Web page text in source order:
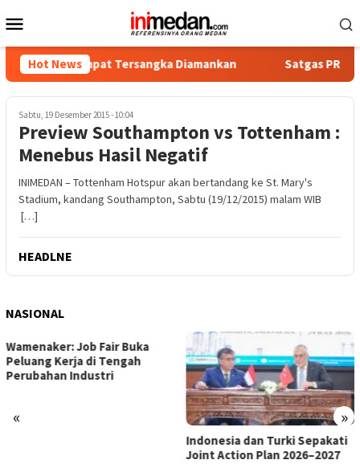
ke
Mobile
Hot News
Empat Tersangka Diamankan Satgas PRR Pacu
Sabtu, 19 Desember 2015 - 10:04
Preview Southampton vs Tottenham :
Menebus Hasil Negatif
INIMEDAN – Tottenham Hotspur akan bertandang ke St. Mary's
Stadium, kandang Southampton, Sabtu (19/12/2015) malam WIB
[…]
HEADLNE
NASIONAL
« »
Satgas PRR Pacu Realisasi
Tambahan TKD Aceh Rp1,65